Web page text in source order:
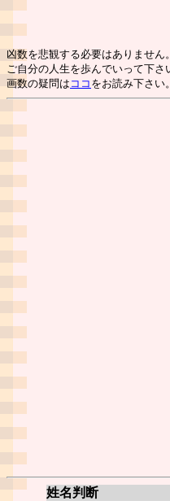
凶数を悲観する必要はありませ
ご自分の人生を歩んでいって下さ
画数の疑問は ココ をお読み下さい。
姓名判断